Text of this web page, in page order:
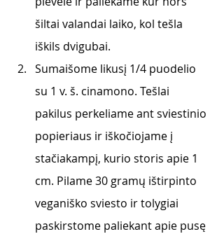
šiltai valandai laiko, kol tešla
iškils dvigubai.
Sumaišome likusį 1/4 puodelio
su 1 v. š. cinamono. Tešlai
pakilus perkeliame ant sviestinio
popieriaus ir iškočiojame į
stačiakampį, kurio storis apie 1
cm. Pilame 30 gramų ištirpinto
veganiško sviesto ir tolygiai
paskirstome paliekant apie pusę